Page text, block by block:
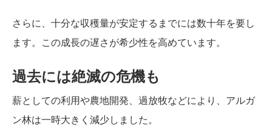
さらに、十分な収穫量が安定するまでには数十年を要し
ます。この成長の遅さが希少性を高めています。
過去には絶滅の危機も
薪としての利用や農地開発、過放牧などにより、アルガ
ン林は一時大きく減少しました。